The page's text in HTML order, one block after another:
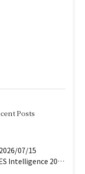
Posts
2026/07/15
IRES Intelligence 2026 Q2（第2号）を公開しました